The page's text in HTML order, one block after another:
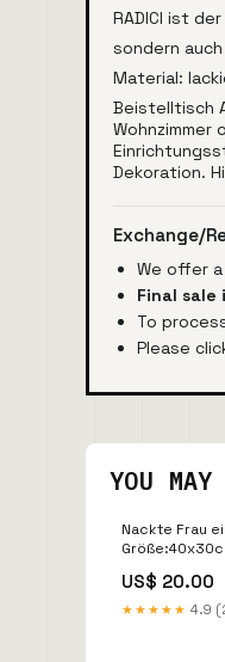
RADICI ist
sondern
Material:
Beistelltisch
Dekoration.
Exchange/
We offer a
Final sale
To
Please
YOU
Nackte Frau
US$ 20.00
★★★★★ 4.9